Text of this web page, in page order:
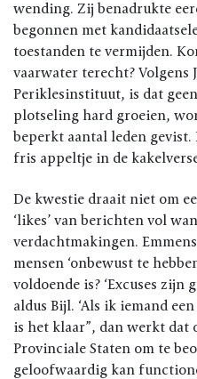
wending. Zij benadrukte
begonnen met
toestanden te vermijden.
vaarwater terecht?
Periklesinstituut, is dat
plotseling hard groeien,
beperkt aantal leden
fris appeltje in de
De kwestie draait niet om
‘likes’ van berichten vol
verdachtmakingen.
mensen ‘onbewust te
voldoende is? ‘Excuses zijn
aldus Bijl. ‘Als ik iemand
is het klaar”, dan werkt dat
Provinciale Staten om te
geloofwaardig kan